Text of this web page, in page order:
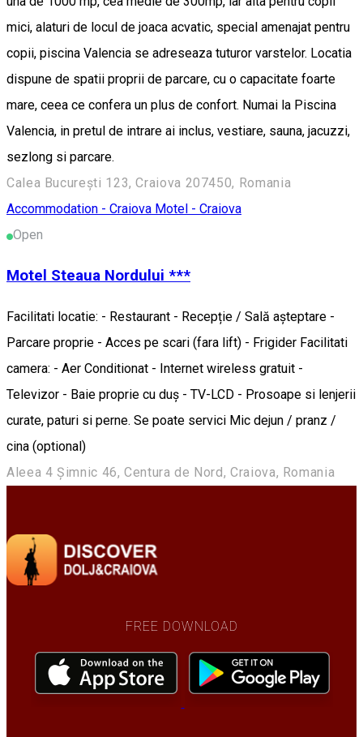
mici, alaturi de locul de joaca acvatic, special amenajat pentru
copii, piscina Valencia se adreseaza tuturor varstelor. Locatia
dispune de spatii proprii de parcare, cu o capacitate foarte
mare, ceea ce confera un plus de confort. Numai la Piscina
Valencia, in pretul de intrare ai inclus, vestiare, sauna, jacuzzi,
sezlong si parcare.
Calea București 123, Craiova 207450, Romania
Accommodation - Craiova Motel - Craiova
Open
Motel Steaua Nordului ***
Facilitati locatie: - Restaurant - Recepție / Sală așteptare -
Parcare proprie - Acces pe scari (fara lift) - Frigider Facilitati
camera: - Aer Conditionat - Internet wireless gratuit -
Televizor - Baie proprie cu duș - TV-LCD - Prosoape si lenjerii
curate, paturi si perne. Se poate servici Mic dejun / pranz /
cina (optional)
Aleea 4 Șimnic 46, Centura de Nord, Craiova, Romania
FREE DOWNLOAD